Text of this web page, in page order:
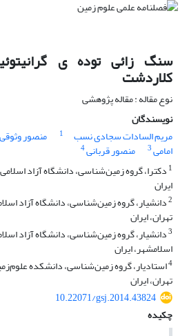
سنگ زائی توده ی
کلاردشت
نوع مقاله : مقاله پژوهشی
نویسندگان
مریم السادات سجادی نسب
1 منصور
امامی3 منصور قربانی4
1 دکترا، گروه زمین‌شناسی، دانشگاه آزاد
ایران
2دانشیار، گروه زمین‌شناسی، دانشگاه آزاد
تهران، ایران
3دانشیار، گروه زمین‌شناسی، دانشگاه آزاد
اسلامشهر، ایران
4استادیار، گروه زمین‌شناسی، دانشکده
تهران، ایران
10.22071/gsj.2014.43824
چکیده